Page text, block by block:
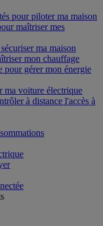
pour piloter ma maison
maîtriser mes
ma maison
mon chauffage
pour gérer mon énergie
ma voiture électrique
à distance l'accès à